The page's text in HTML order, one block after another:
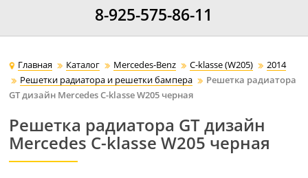
8-925-575-86-11
Главная Каталог Mercedes-Benz C-klasse (W205)
2014
Решетки радиатора и решетки бампера
Решетка радиатора
GT дизайн Mercedes C-klasse W205 черная
Решетка радиатора GT дизайн
Mercedes C-klasse W205 черная